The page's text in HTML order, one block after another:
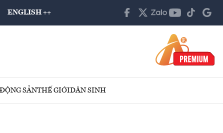
ENGLISH ++
SẢNTHẾ GIỚIDÂN SINH